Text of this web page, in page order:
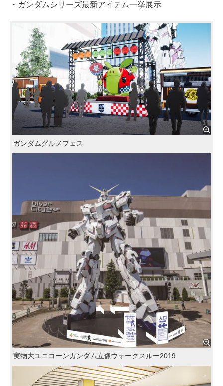
・ガンダムシリーズ最新アイテム一挙展示
ガンダムグルメフェス
実物大ユニコーンガンダム立像ウォークスルー2019